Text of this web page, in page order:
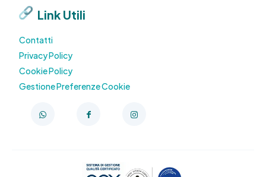
Link Utili
Contatti
Privacy Policy
Cookie Policy
Gestione Preferenze Cookie